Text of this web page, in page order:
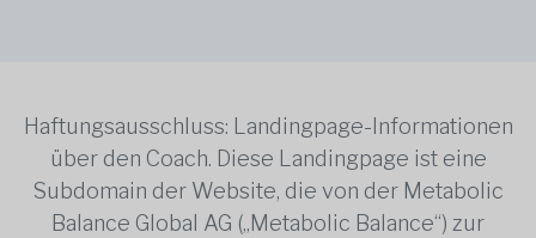
Haftungsausschluss: Landingpage-Informationen
über den Coach. Diese Landingpage ist eine
Subdomain der Website, die von der Metabolic
Balance Global AG („Metabolic Balance“) zur